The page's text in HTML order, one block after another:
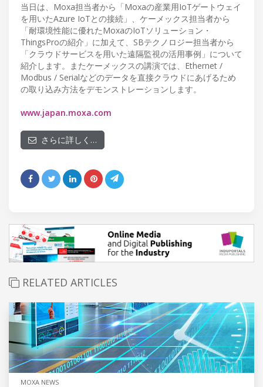
当日は、Moxa担当者から「Moxaの産業用IoTゲートウェイ
を用いたAzure IoTとの接続」、ケーメックス担当者から
「耐環境性能に優れたMoxaのIoTソリューション・
ThingsProの紹介」に加えて、SBテクノロジー担当者から
「クラウドサービスを用いた遠隔監視の活用事例」について
紹介します。またケーメックスの講演では、Ethernet /
Modbus / Serialなどのデータを直接クラウドにあげるため
の取り込み方法をデモンストレーションします。
www.japan.moxa.com
さらに詳しく…
RELATED ARTICLES
MOXA NEWS